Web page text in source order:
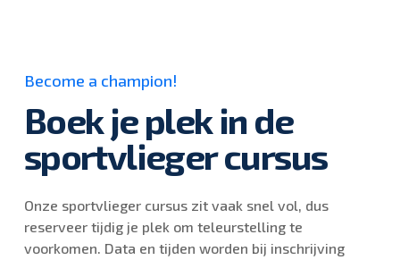
Become a champion!
Boek je plek in de
sportvlieger cursus
Onze sportvlieger cursus zit vaak snel vol, dus
reserveer tijdig je plek om teleurstelling te
voorkomen. Data en tijden worden bij inschrijving